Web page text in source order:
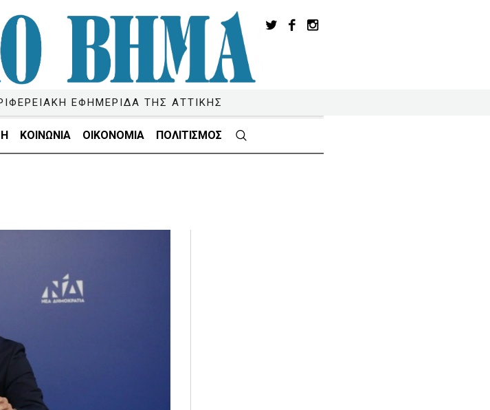
ΕΦΗΜΕΡΙΔΑ ΤΗΣ ΑΤΤΙΚΗΣ
ΚΟΙΝΩΝΙΑ ΟΙΚΟΝΟΜΙΑ ΠΟΛΙΤΙΣΜΟΣ